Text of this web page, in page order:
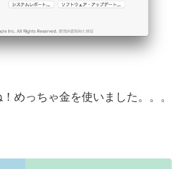
めっちゃ金を使いました。。。